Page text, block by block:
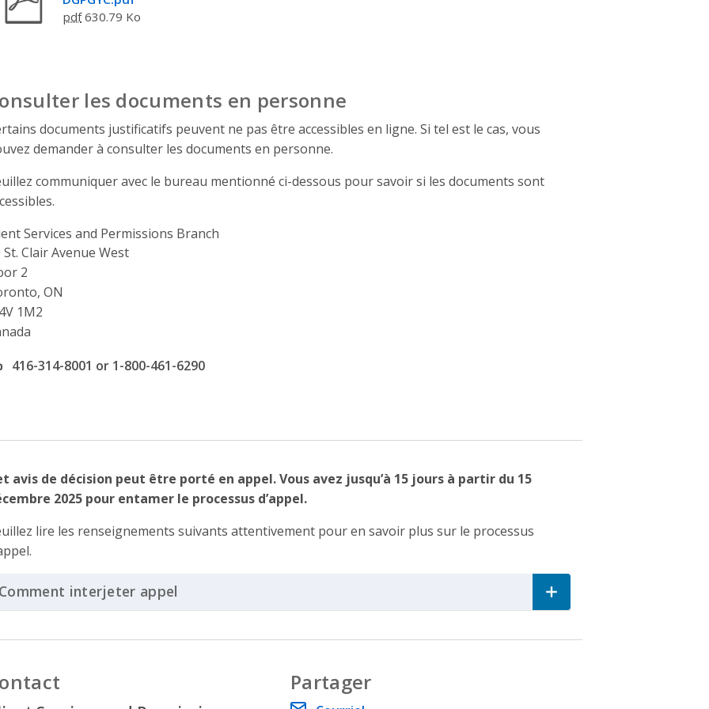
pdf630.79 Ko
les documents en personne
documents justificatifs peuvent ne pas être accessibles en ligne. Si tel est le cas, vous
demander à consulter les documents en personne.
communiquer avec le bureau mentionné ci-dessous pour savoir si les documents sont
Services and Permissions Branch
St. Clair Avenue West
2
ON
1M2
phone number
416-314-8001 or 1-800-461-6290
avis de décision peut être porté en appel. Vous avez jusqu’à 15 jours à partir du 15
2025 pour entamer le processus d’appel.
lire les renseignements suivants attentivement pour en savoir plus sur le processus
Comment interjeter appel
Partager